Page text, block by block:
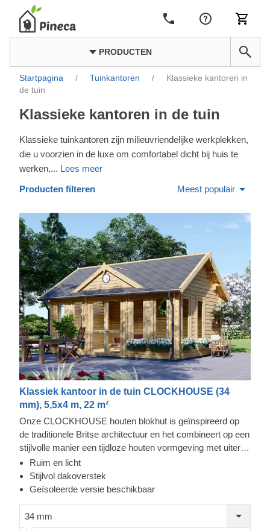
PRODUCTEN
Startpagina / Tuinkantoren /
Klassieke kantoren in
de tuin
Klassieke kantoren in de tuin
Klassieke tuinkantoren zijn milieuvriendelijke werkplekken,
die u voorzien in de luxe om comfortabel dicht bij huis te
werken,... Lees meer
Producten filteren Meest populair
Klassiek kantoor in de tuin CLOCKHOUSE (34
mm), 5,5x4 m, 22 m²
Onze CLOCKHOUSE houten blokhut is geïnspireerd op
de traditionele Britse architectuur en het combineert op een
stijlvolle manier een tijdloze houten vormgeving met uiterst
functioneel comfort. Deze ruime hut wordt overspoeld met
natuurlijk licht dankzij de enorme ramen en deuren die de
voorkant van het gebouw bedekken. Het is de perfecte
of een gezellige plek waar u met uw familie en vrienden
kunt samenkomen. Om het u zo gemakkelijk mogelijk te
Ruim en licht
Stijlvol dakoverstek
Geïsoleerde versie beschikbaar
34 mm